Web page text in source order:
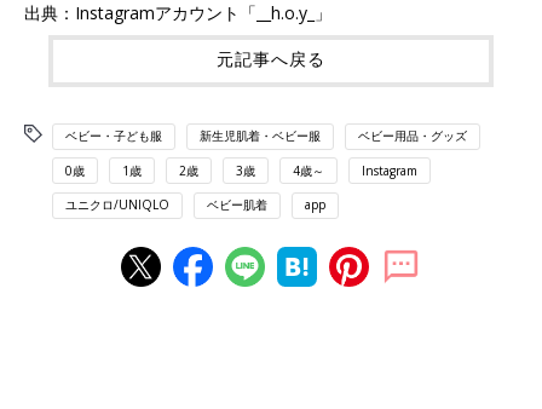
出典：Instagramアカウント「__h.o.y_」
元記事へ戻る
ベビー・子ども服 新生児肌着・ベビー服 ベビー用品・グッズ
0歳 1歳 2歳 3歳 4歳～ Instagram
ユニクロ/UNIQLO ベビー肌着 app